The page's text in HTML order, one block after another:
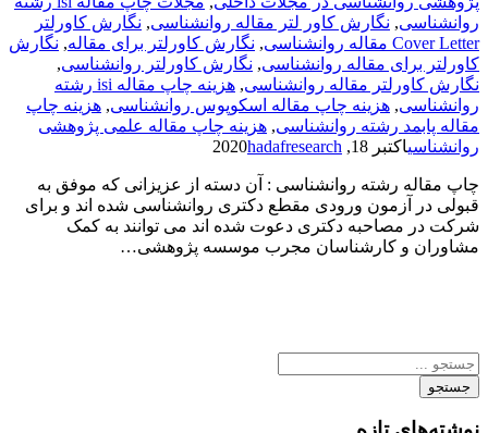
روانشناسی, نگارش کاور لتر مقاله روانشناسی, نگارش کاورلتر
Cover Letter مقاله روانشناسی
, نگارش کاورلتر برای مقاله, نگارش
کاورلتر برای مقاله روانشناسی, نگارش کاورلتر روانشناسی,
نگارش کاورلتر مقاله روانشناسی,
هزینه چاپ مقاله isi رشته
روانشناسی, هزینه چاپ مقاله اسکوپوس روانشناسی, هزینه چاپ
مقاله پابمد رشته روانشناسی, هزینه چاپ مقاله علمی پژوهشی
روانشناسیاکتبر 18, 2020 hadafresearch
چاپ مقاله رشته روانشناسی : آن دسته از عزیزانی که موفق به
قبولی در آزمون ورودی مقطع دکتری روانشناسی شده اند و برای
شرکت در مصاحبه دکتری دعوت شده اند می توانند به کمک
مشاوران و کارشناسان مجرب موسسه پژوهشی…
جستجو